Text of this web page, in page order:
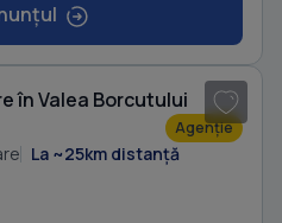
în Valea Borcutului
Agenție
La ~25km distanță